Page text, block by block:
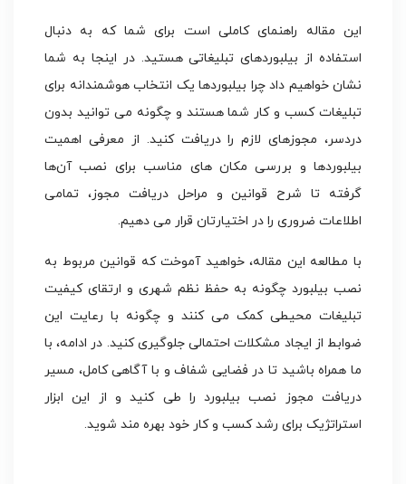
این مقاله راهنمای کاملی است برای شما که به دنبال
استفاده از بیلبوردهای تبلیغاتی هستید. در اینجا به شما
نشان خواهیم داد چرا بیلبوردها یک انتخاب هوشمندانه برای
تبلیغات کسب و کار شما هستند و چگونه می توانید بدون
دردسر، مجوزهای لازم را دریافت کنید. از معرفی اهمیت
بیلبوردها و بررسی مکان‌ های مناسب برای نصب آن‌ها
گرفته تا شرح قوانین و مراحل دریافت مجوز، تمامی
اطلاعات ضروری را در اختیارتان قرار می دهیم.
با مطالعه این مقاله، خواهید آموخت که قوانین مربوط به
نصب بیلبورد چگونه به حفظ نظم شهری و ارتقای کیفیت
تبلیغات محیطی کمک می‌ کنند و چگونه با رعایت این
ضوابط از ایجاد مشکلات احتمالی جلوگیری کنید. در ادامه، با
ما همراه باشید تا در فضایی شفاف و با آگاهی کامل، مسیر
دریافت مجوز نصب بیلبورد را طی کنید و از این ابزار
استراتژیک برای رشد کسب‌ و کار خود بهره‌ مند شوید.